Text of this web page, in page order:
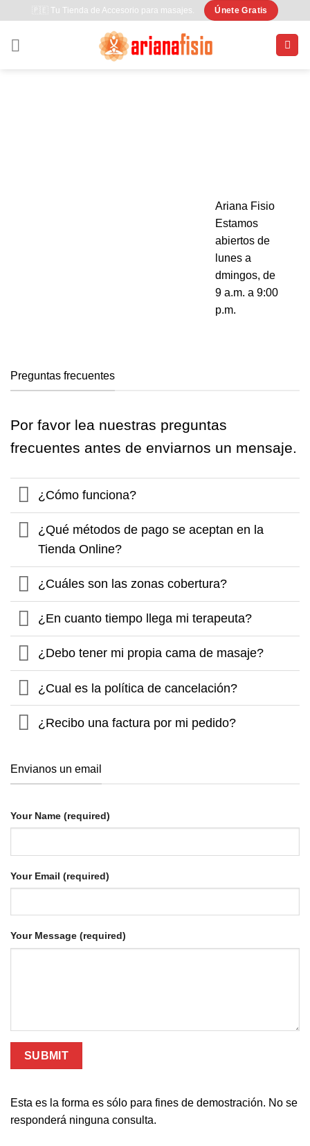
contenido
🇵🇪 Tu Tienda de Accesorio para masajes. Únete Gratis
Ariana Fisio
Estamos
abiertos de
lunes a
dmingos, de
9 a.m. a 9:00
p.m.
Preguntas frecuentes
Por favor lea nuestras preguntas
frecuentes antes de enviarnos un mensaje.
¿Cómo funciona?
¿Qué métodos de pago se aceptan en la
Tienda Online?
¿Cuáles son las zonas cobertura?
¿En cuanto tiempo llega mi terapeuta?
¿Debo tener mi propia cama de masaje?
¿Cual es la política de cancelación?
¿Recibo una factura por mi pedido?
Envianos un email
Your Name (required)
Your Email (required)
Your Message (required)
Esta es la forma es sólo para fines de demostración. No se
responderá ninguna consulta.